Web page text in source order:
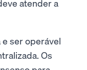
atender a
ser operável
Os